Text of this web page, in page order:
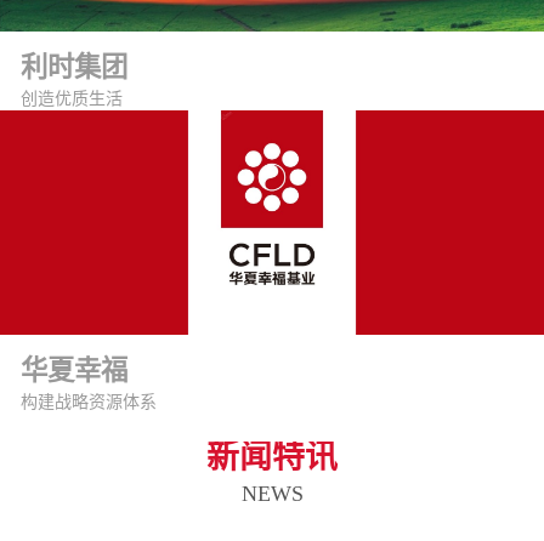
利时集团
创造优质生活
华夏幸福
构建战略资源体系
新闻特讯
NEWS